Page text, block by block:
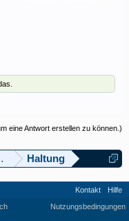
eine Antwort erstellen zu können.)
Haltung
Kontakt
Hilfe
Nutzungsbedingungen